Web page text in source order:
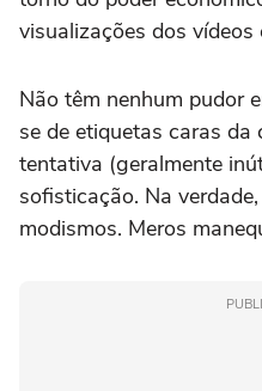
visualizações dos vídeos
Não têm nenhum pudor
se de etiquetas caras da
tentativa (geralmente
sofisticação. Na
modismos. Meros